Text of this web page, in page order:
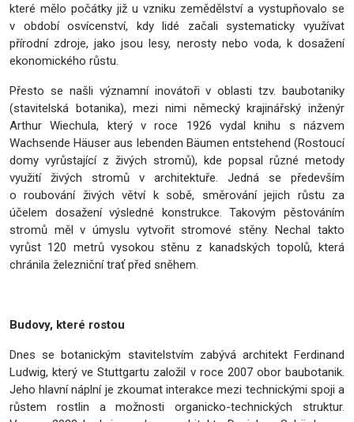
které mělo počátky již u vzniku zemědělství a vystupňovalo se
v období osvícenství, kdy lidé začali systematicky využívat
přírodní zdroje, jako jsou lesy, nerosty nebo voda, k dosažení
ekonomického růstu.
Přesto se našli významní inovátoři v oblasti tzv. baubotaniky
(stavitelská botanika), mezi nimi německý krajinářský inženýr
Arthur Wiechula, který v roce 1926 vydal knihu s názvem
Wachsende Häuser aus lebenden Bäumen entstehend (Rostoucí
domy vyrůstající z živých stromů), kde popsal různé metody
využití živých stromů v architektuře. Jedná se především
o roubování živých větví k sobě, směrování jejich růstu za
účelem dosažení výsledné konstrukce. Takovým pěstováním
stromů měl v úmyslu vytvořit stromové stěny. Nechal takto
vyrůst 120 metrů vysokou stěnu z kanadských topolů, která
chránila železniční trať před sněhem.
Budovy, které rostou
Dnes se botanickým stavitelstvím zabývá architekt Ferdinand
Ludwig, který ve Stuttgartu založil v roce 2007 obor baubotanik.
Jeho hlavní náplní je zkoumat interakce mezi technickými spoji a
růstem rostlin a možnosti organicko-technických struktur.